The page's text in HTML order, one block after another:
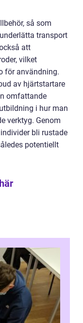
så som
transport
att
vilket
för användning.
av hjärtstartare
omfattande
i hur man
verktyg. Genom
bli rustade
potentiellt